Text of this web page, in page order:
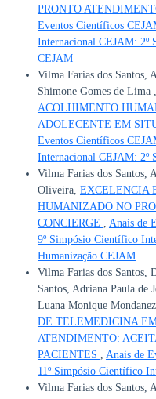
PRONTO
Eventos Científicos
Internacional CEJAM: 2º
CEJAM
Vilma Farias dos Santos,
Shimone Gomes de
ACOLHIMENTO
ADOLECENTE EM
Eventos Científicos
Internacional CEJAM: 2º
Vilma Farias dos Santos,
Oliveira, EXCELENCIA
HUMANIZADO NO
CONCIERGE
Anais de
9º Simpósio Científico
Humanização CEJAM
Vilma Farias dos Santos,
Santos, Adriana Paula de
Luana Monique Mondanez,
DE TELEMEDICINA
ATENDIMENTO:
PACIENTES
Anais de
11º Simpósio Científico
Vilma Farias dos Santos,